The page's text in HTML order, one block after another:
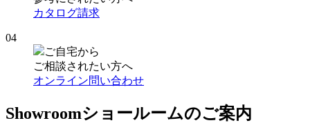
カタログ請求
04
ご自宅から
ご相談されたい方へ
オンライン問い合わせ
Showroomショールームのご案内